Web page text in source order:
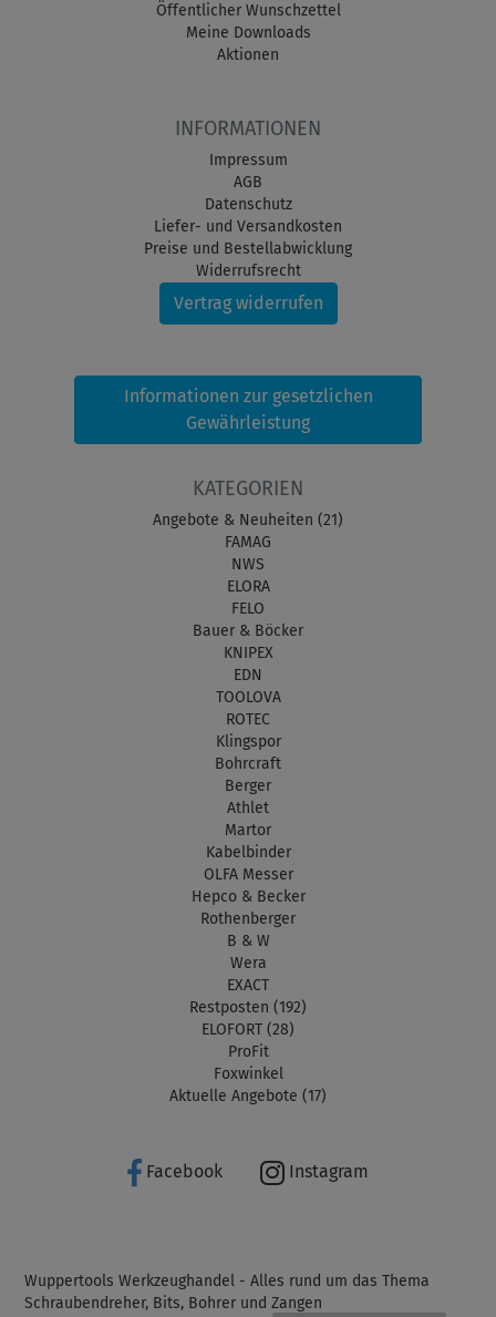
Öffentlicher Wunschzettel
Meine Downloads
Aktionen
INFORMATIONEN
Impressum
AGB
Datenschutz
Liefer- und Versandkosten
Preise und Bestellabwicklung
Widerrufsrecht
Vertrag widerrufen
Informationen zur gesetzlichen
Gewährleistung
KATEGORIEN
Angebote & Neuheiten (21)
FAMAG
NWS
ELORA
FELO
Bauer & Böcker
KNIPEX
EDN
TOOLOVA
ROTEC
Klingspor
Bohrcraft
Berger
Athlet
Martor
Kabelbinder
OLFA Messer
Hepco & Becker
Rothenberger
B & W
Wera
EXACT
Restposten (192)
ELOFORT (28)
ProFit
Foxwinkel
Aktuelle Angebote (17)
Facebook Instagram
Wuppertools Werkzeughandel - Alles rund um das Thema
Schraubendreher, Bits, Bohrer und Zangen